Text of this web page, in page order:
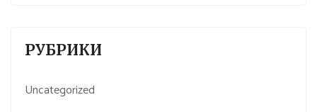
РУБРИКИ
Uncategorized